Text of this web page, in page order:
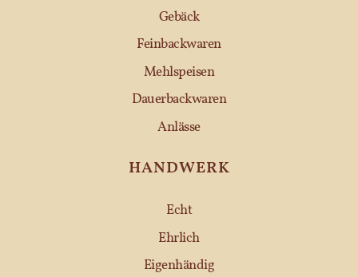
Gebäck
Feinbackwaren
Mehlspeisen
Dauerbackwaren
Anlässe
HANDWERK
Echt
Ehrlich
Eigenhändig